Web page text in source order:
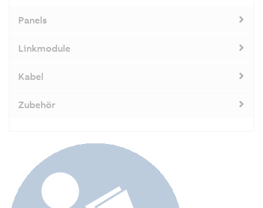
Panels
Linkmodule
Kabel
Zubehör